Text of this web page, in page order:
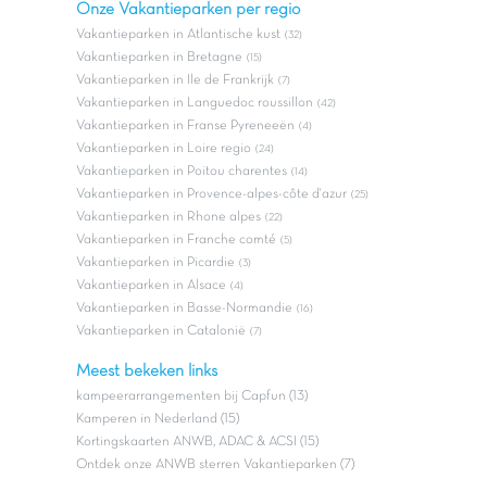
Onze Vakantieparken per regio
Vakantieparken in Atlantische kust (32)
Vakantieparken in Bretagne (15)
Vakantieparken in Ile de Frankrijk (7)
Vakantieparken in Languedoc roussillon (42)
Vakantieparken in Franse Pyreneeën (4)
Vakantieparken in Loire regio (24)
Vakantieparken in Poitou charentes (14)
Vakantieparken in Provence-alpes-côte d'azur (25)
Vakantieparken in Rhone alpes (22)
Vakantieparken in Franche comté (5)
Vakantieparken in Picardie (3)
Vakantieparken in Alsace (4)
Vakantieparken in Basse-Normandie (16)
Vakantieparken in Catalonië (7)
Meest bekeken links
kampeerarrangementen bij Capfun (13)
Kamperen in Nederland (15)
Kortingskaarten ANWB, ADAC & ACSI (15)
Ontdek onze ANWB sterren Vakantieparken (7)